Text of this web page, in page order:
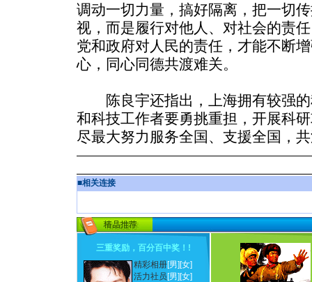
调动一切力量，搞好隔离，把一切
视，而是履行对他人、对社会的责
党和政府对人民的责任，才能不断
心，同心同德共渡难关。
陈良宇还指出，上海拥有较强的
和科技工作者要勇挑重担，开展科
尽最大努力服务全国、支援全国，
■相关连接
三重奖励，百分百中奖！ !
精彩相册[男] [女]
活力社员 [男] [女]